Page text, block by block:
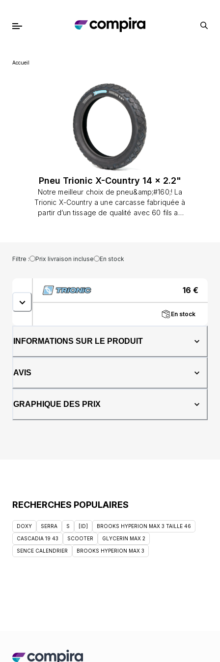
Accueil
Pneu Trionic X-Country 14 x 2.2"
Notre meilleur choix de pneu&amp;#160;! La
Trionic X-Country a une carcasse fabriquée à
partir d’un tissage de qualité avec 60 fils au
offre une très bonne suspension. La bande
de roulement rugueuse de style vélo de
aux sentiers, à la rocaille ainsi qu’à l’asphalte
et au pavé. Avec la protection contre les
crevaisons T-Guard, le «&amp;#160;Skin
réfléchissant.Dimensions (pouce): 14 x
2.2"Dimensions (mm): 57-254 (largeur du
gPression Rec.&amp;#160;: 1,5-2,0 Bar / 20-
Filtre : Prix livraison incluse En stock
16 €
En stock
INFORMATIONS SUR LE PRODUIT
AVIS
GRAPHIQUE DES PRIX
RECHERCHES POPULAIRES
DOXY SERRA S [ID] BROOKS HYPERION MAX 3 TAILLE 46
CASCADIA 19 43 SCOOTER GLYCERIN MAX 2
SENCE CALENDRIER BROOKS HYPERION MAX 3